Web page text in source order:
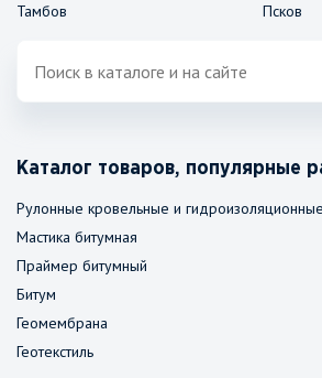
Тамбов
Псков
Каталог товаров, популярные
Рулонные кровельные и
Мастика битумная
Праймер битумный
Битум
Геомембрана
Геотекстиль